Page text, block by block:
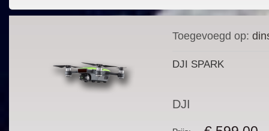
Toegevoegd op:
DJI SPARK
DJI